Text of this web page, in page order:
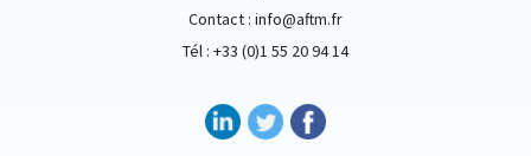
Contact : info@aftm.fr
Tél : +33 (0)1 55 20 94 14